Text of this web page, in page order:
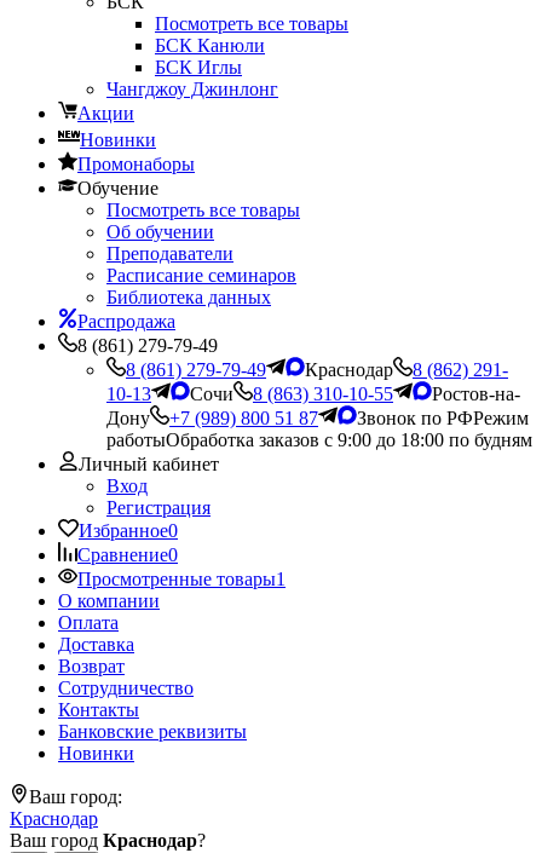
Посмотреть все товары
БСК Канюли
БСК Иглы
Чангджоу Джинлонг
Акции
Новинки
Промонаборы
Обучение
Посмотреть все товары
Об обучении
Преподаватели
Расписание семинаров
Библиотека данных
Распродажа
8 (861) 279-79-49
8 (861) 279-79-49
Краснодар
8 (862) 291-
10-13
Сочи 8 (863) 310-10-55
Ростов-на-
Дону
+7 (989) 800 51 87 Звонок по РФРежим
работыОбработка заказов с 9:00 до 18:00 по будням
Личный кабинет
Вход
Регистрация
Избранное0
Сравнение0
Просмотренные товары1
О компании
Оплата
Доставка
Возврат
Сотрудничество
Контакты
Банковские реквизиты
Новинки
Ваш город:
Краснодар
Ваш город Краснодар?